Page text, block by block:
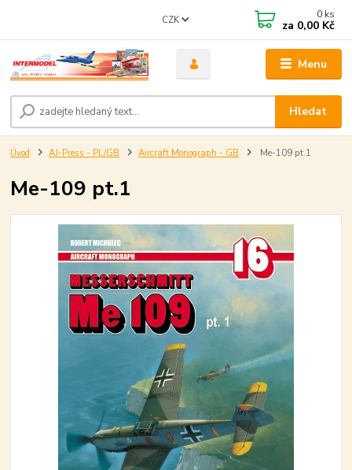
Menu
CZK
Hledat
0 ks
za 0,00 Kč
Úvod AJ-Press - PL/GB Aircraft Monograph - GB Me-109 pt.1
Me-109 pt.1